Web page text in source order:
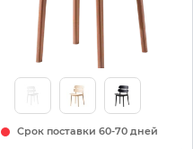
Срок поставки 60-70 дней